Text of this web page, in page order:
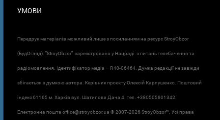
УМОВИ
Передрук матеріалів можливий лише з посиланням на ресурс StroyObzor
(БудОгляд). "StroyObzor" зареєстровано у Нацраді з питань телебачення та
радіомовлення. Ідентифікатор медіа – R40-06464. Думка редакції не завжди
збігається з думкою автора. Керівник проєкту Олексій Карпушенко. Поштовий
індекс 61165 м. Харків вул. Шатилова Дача 4. тел. +380505801342.
Електронна пошта office@stroyobzor.ua © 2007-2026 StroyObzor™. Усі права